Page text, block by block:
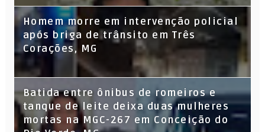
Homem morre em intervenção policial
após briga de trânsito em Três
Corações, MG
Batida entre ônibus de romeiros e
tanque de leite deixa duas mulheres
mortas na MGC-267 em Conceição do